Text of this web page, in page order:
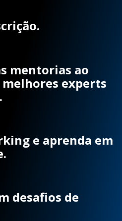
mentorias ao
experts
e aprenda em
desafios de